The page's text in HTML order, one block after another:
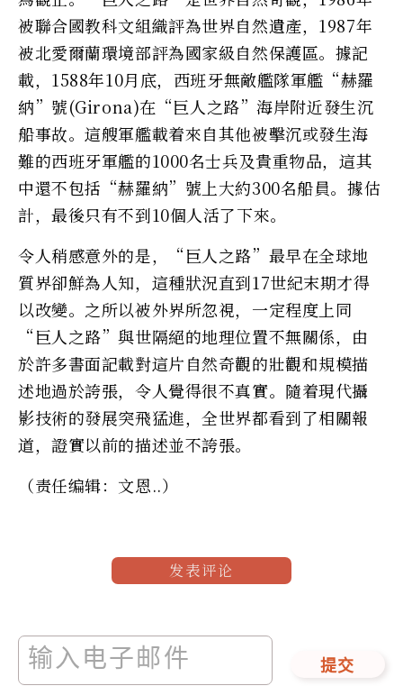
被聯合國教科文組織評為世界自然遺產，1987年
被北愛爾蘭環境部評為國家級自然保護區。據記
載，1588年10月底，西班牙無敵艦隊軍艦“赫羅
納”號(Girona)在“巨人之路”海岸附近發生沉
船事故。這艘軍艦載着來自其他被擊沉或發生海
難的西班牙軍艦的1000名士兵及貴重物品，這其
中還不包括“赫羅納”號上大約300名船員。據估
計，最後只有不到10個人活了下來。
令人稍感意外的是，“巨人之路”最早在全球地
質界卻鮮為人知，這種狀況直到17世紀末期才得
以改變。之所以被外界所忽視，一定程度上同
“巨人之路”與世隔絕的地理位置不無關係，由
於許多書面記載對這片自然奇觀的壯觀和規模描
述地過於誇張，令人覺得很不真實。隨着現代攝
影技術的發展突飛猛進，全世界都看到了相關報
道，證實以前的描述並不誇張。
（责任编辑：文恩..）
发表评论
提交